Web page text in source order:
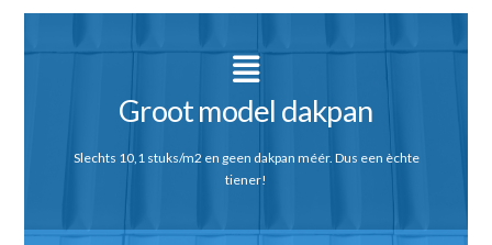
Groot model dakpan
Slechts 10,1 stuks/m2 en geen dakpan méér. Dus een èchte
tiener!